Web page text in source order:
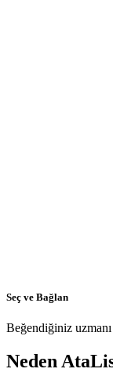
Seç ve Bağlan
Beğendiğiniz
Neden